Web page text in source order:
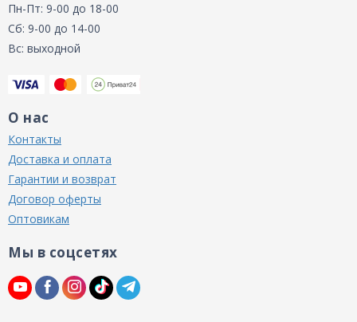
Пн-Пт: 9-00 до 18-00
Сб: 9-00 до 14-00
Вс: выходной
О нас
Контакты
Доставка и оплата
Гарантии и возврат
Договор оферты
Оптовикам
Мы в соцсетях